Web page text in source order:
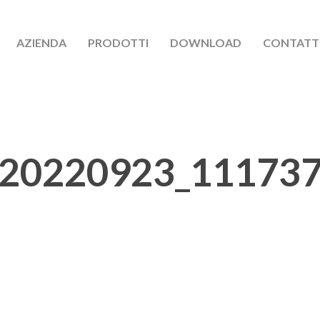
AZIENDA PRODOTTI DOWNLOAD